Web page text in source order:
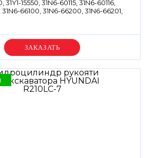
31Y1-15550, 31N6-60115, 31N6-60116,
31N6-66100, 31N6-66200, 31N6-66201,
Уточняйте цену